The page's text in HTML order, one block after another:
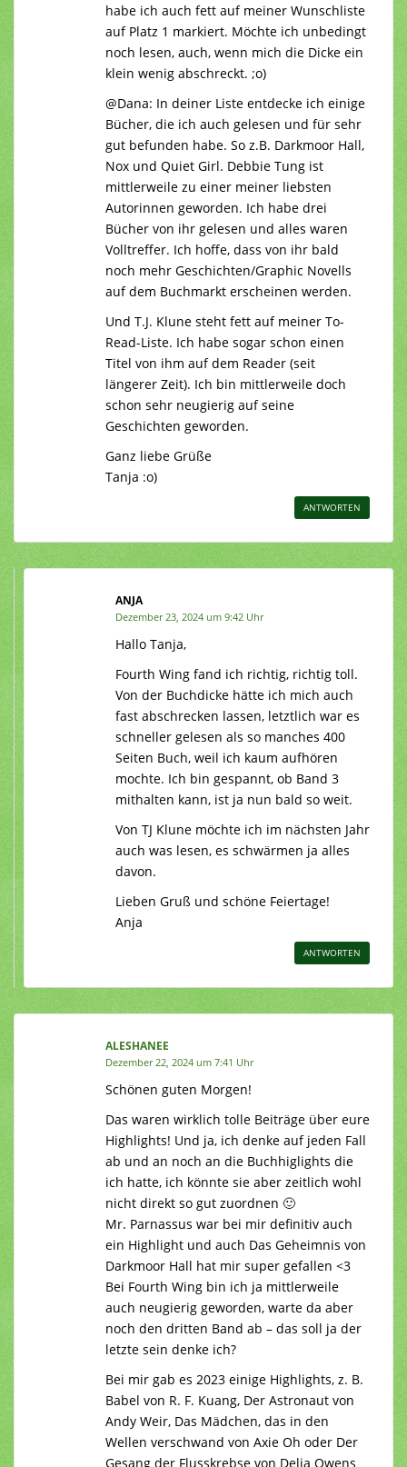
habe ich auch fett auf meiner Wunschliste
auf Platz 1 markiert. Möchte ich unbedingt
noch lesen, auch, wenn mich die Dicke ein
klein wenig abschreckt. ;o)
@Dana: In deiner Liste entdecke ich einige
Bücher, die ich auch gelesen und für sehr
gut befunden habe. So z.B. Darkmoor Hall,
Nox und Quiet Girl. Debbie Tung ist
mittlerweile zu einer meiner liebsten
Autorinnen geworden. Ich habe drei
Bücher von ihr gelesen und alles waren
Volltreffer. Ich hoffe, dass von ihr bald
noch mehr Geschichten/Graphic Novells
auf dem Buchmarkt erscheinen werden.
Und T.J. Klune steht fett auf meiner To-
Read-Liste. Ich habe sogar schon einen
Titel von ihm auf dem Reader (seit
längerer Zeit). Ich bin mittlerweile doch
schon sehr neugierig auf seine
Geschichten geworden.
Ganz liebe Grüße
Tanja :o)
ANTWORTEN
ANJA
Dezember 23, 2024 um 9:42 Uhr
Hallo Tanja,
Fourth Wing fand ich richtig, richtig toll.
Von der Buchdicke hätte ich mich auch
fast abschrecken lassen, letztlich war es
schneller gelesen als so manches 400
Seiten Buch, weil ich kaum aufhören
mochte. Ich bin gespannt, ob Band 3
mithalten kann, ist ja nun bald so weit.
Von TJ Klune möchte ich im nächsten Jahr
auch was lesen, es schwärmen ja alles
davon.
Lieben Gruß und schöne Feiertage!
Anja
ANTWORTEN
ALESHANEE
Dezember 22, 2024 um 7:41 Uhr
Schönen guten Morgen!
Das waren wirklich tolle Beiträge über eure
Highlights! Und ja, ich denke auf jeden Fall
ab und an noch an die Buchhiglights die
ich hatte, ich könnte sie aber zeitlich wohl
nicht direkt so gut zuordnen 🙂
Mr. Parnassus war bei mir definitiv auch
ein Highlight und auch Das Geheimnis von
Darkmoor Hall hat mir super gefallen <3
Bei Fourth Wing bin ich ja mittlerweile
auch neugierig geworden, warte da aber
noch den dritten Band ab – das soll ja der
letzte sein denke ich?
Bei mir gab es 2023 einige Highlights, z. B.
Babel von R. F. Kuang, Der Astronaut von
Andy Weir, Das Mädchen, das in den
Wellen verschwand von Axie Oh oder Der
Gesang der Flusskrebse von Delia Owens